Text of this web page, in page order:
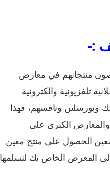
:-
منتجاتهم في معارض
تلفزيونية والكترونية
وبورسلين ونافسهم، فهذا
والمعارض الكبرى على
الحصول على منتج معين
المعرض الخاص بك لتسلمها